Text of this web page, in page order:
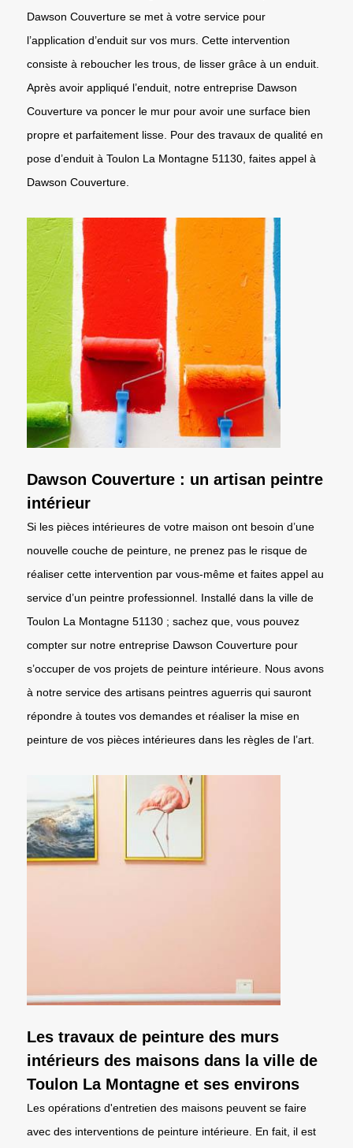
Dawson Couverture se met à votre service pour
l’application d’enduit sur vos murs. Cette intervention
consiste à reboucher les trous, de lisser grâce à un enduit.
Après avoir appliqué l’enduit, notre entreprise Dawson
Couverture va poncer le mur pour avoir une surface bien
propre et parfaitement lisse. Pour des travaux de qualité en
pose d’enduit à Toulon La Montagne 51130, faites appel à
Dawson Couverture.
Dawson Couverture : un artisan peintre
intérieur
Si les pièces intérieures de votre maison ont besoin d’une
nouvelle couche de peinture, ne prenez pas le risque de
réaliser cette intervention par vous-même et faites appel au
service d’un peintre professionnel. Installé dans la ville de
Toulon La Montagne 51130 ; sachez que, vous pouvez
compter sur notre entreprise Dawson Couverture pour
s’occuper de vos projets de peinture intérieure. Nous avons
à notre service des artisans peintres aguerris qui sauront
répondre à toutes vos demandes et réaliser la mise en
peinture de vos pièces intérieures dans les règles de l’art.
Les travaux de peinture des murs
intérieurs des maisons dans la ville de
Toulon La Montagne et ses environs
Les opérations d'entretien des maisons peuvent se faire
avec des interventions de peinture intérieure. En fait, il est